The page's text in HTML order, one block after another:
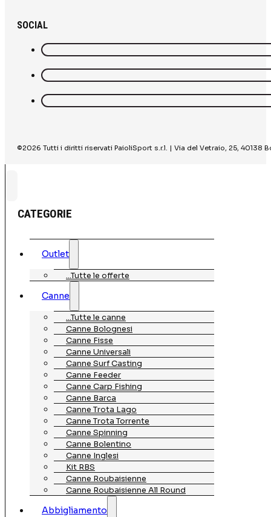
SOCIAL
©2026 Tutti i diritti riservati PaioliSport s.r.l. | Via del Vetraio, 25, 40138
CATEGORIE
Outlet
…Tutte le offerte
Canne
…Tutte le canne
Canne Bolognesi
Canne Fisse
Canne Universali
Canne Surf Casting
Canne Feeder
Canne Carp Fishing
Canne Barca
Canne Trota Lago
Canne Trota Torrente
Canne Spinning
Canne Bolentino
Canne Inglesi
Kit RBS
Canne Roubaisienne
Canne Roubaisienne All Round
Abbigliamento